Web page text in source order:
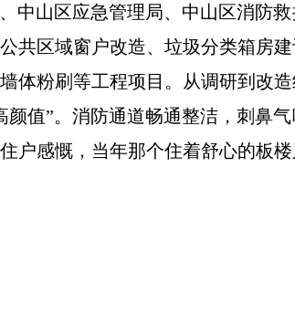
中山区应急管理局、中山区消防
共区域窗户改造、垃圾分类箱房
体粉刷等工程项目。从调研到改
值”。消防通道畅通整洁，刺鼻
户感慨，当年那个住着舒心的板楼